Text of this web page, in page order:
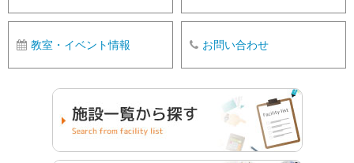
教室・イベント情報 お問い合わせ